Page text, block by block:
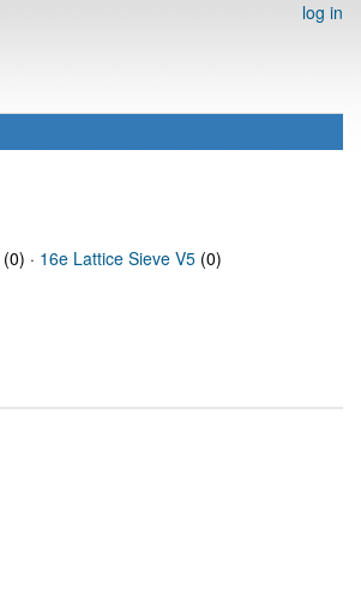
log in
(0) · 16e Lattice Sieve V5 (0)